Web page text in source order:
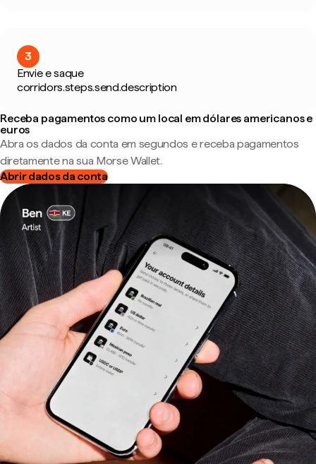
3
Envie e saque
corridors.steps.send.description
Receba pagamentos como um local em dólares americanos e
euros
Abra os dados da conta em segundos e receba pagamentos
diretamente na sua Morse Wallet.
Abrir dados da conta